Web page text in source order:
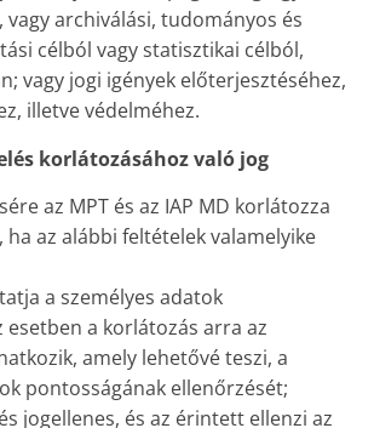
archiválási, tudományos és
célból vagy statisztikai célból,
vagy jogi igények előterjesztéséhez,
illetve védelméhez.
korlátozásához való jog
az MPT és az IAP MD korlátozza
ha az alábbi feltételek valamelyike
a személyes adatok
esetben a korlátozás arra az
amely lehetővé teszi, a
pontosságának ellenőrzését;
jogellenes, és az érintett ellenzi az